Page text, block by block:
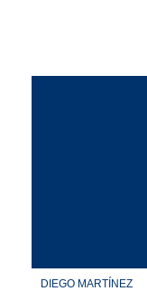
DIEGO MARTÍNEZ